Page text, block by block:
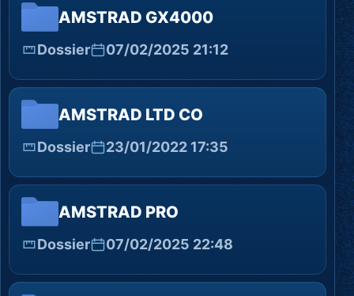
AMSTRAD GX4000
Dossier 07/02/2025 21:12
AMSTRAD LTD CO
Dossier 23/01/2022 17:35
AMSTRAD PRO
Dossier 07/02/2025 22:48